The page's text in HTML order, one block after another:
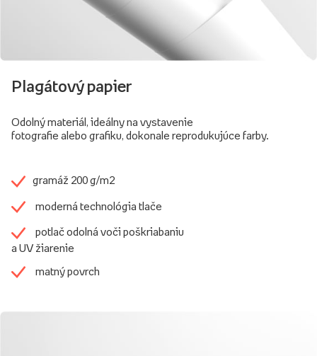
Plagátový papier
Odolný materiál, ideálny na vystavenie
fotografie alebo grafiku, dokonale reprodukujúce farby.
gramáž 200 g/m2
moderná technológia tlače
potlač odolná voči poškriabaniu
a UV žiarenie
matný povrch